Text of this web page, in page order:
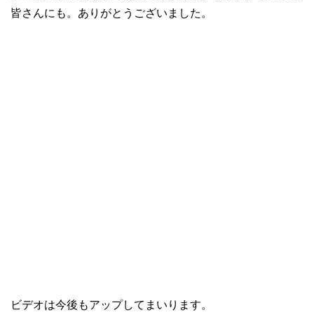
皆さんにも。ありがとうございました。
ビデオは今後もアップしてまいります。